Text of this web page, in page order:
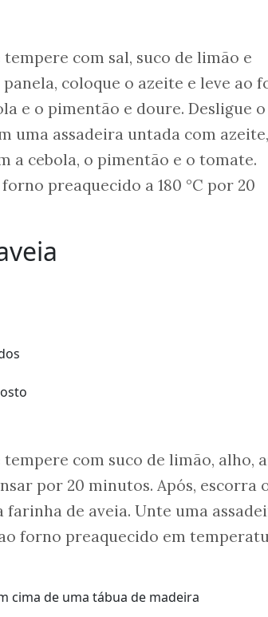
com sal, suco de limão e
coloque o azeite e leve ao
e o pimentão e doure. Desligue
uma assadeira untada com
a cebola, o pimentão e o tomate.
preaquecido a 180 °C por 20
com suco de limão, alho,
por 20 minutos. Após, escorra
de aveia. Unte uma
forno preaquecido em